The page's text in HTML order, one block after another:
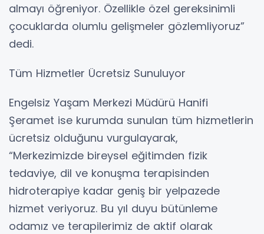
almayı öğreniyor. Özellikle özel gereksinimli
çocuklarda olumlu gelişmeler gözlemliyoruz”
dedi.
Tüm Hizmetler Ücretsiz Sunuluyor
Engelsiz Yaşam Merkezi Müdürü Hanifi
Şeramet ise kurumda sunulan tüm hizmetlerin
ücretsiz olduğunu vurgulayarak,
“Merkezimizde bireysel eğitimden fizik
tedaviye, dil ve konuşma terapisinden
hidroterapiye kadar geniş bir yelpazede
hizmet veriyoruz. Bu yıl duyu bütünleme
odamız ve terapilerimiz de aktif olarak